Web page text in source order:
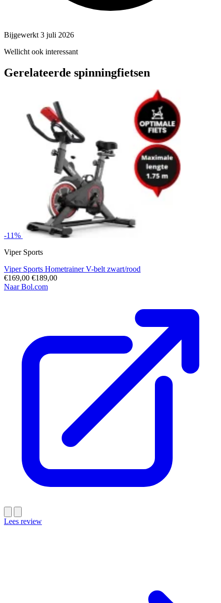
Bijgewerkt 3 juli 2026
Wellicht ook interessant
Gerelateerde spinningfietsen
-11%
Viper Sports
Viper Sports Hometrainer V-belt zwart/rood
€169,00 €189,00
Naar Bol.com
Lees review